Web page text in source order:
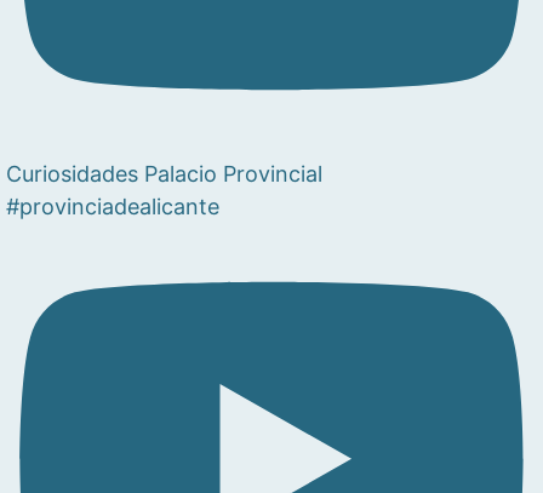
Curiosidades Palacio Provincial
#provinciadealicante